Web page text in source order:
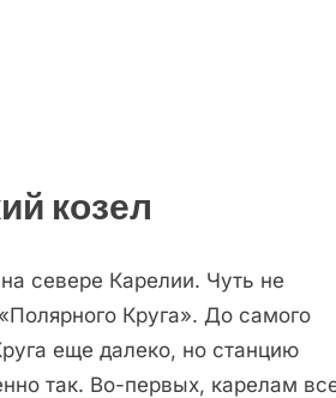
козел
севере Карелии. Чуть не
Круга». До самого
еще далеко, но станцию
так. Во-первых, карелам